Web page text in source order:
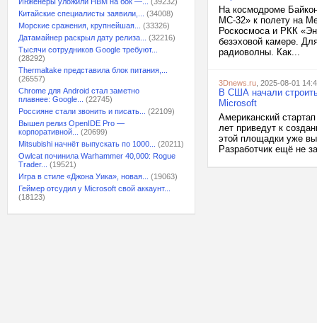
Китайские специалисты заявили,...
(34008)
Морские сражения, крупнейшая...
(33326)
Датамайнер раскрыл дату релиза...
(32216)
Тысячи сотрудников Google требуют...
(28292)
Thermaltake представила блок питания,...
(26557)
Chrome для Android стал заметно
плавнее: Google...
(22745)
Россияне стали звонить и писать...
(22109)
Вышел релиз OpenIDE Pro —
корпоративной...
(20699)
Mitsubishi начнёт выпускать по 1000...
(20211)
Owlcat починила Warhammer 40,000: Rogue
Trader...
(19521)
Игра в стиле «Джона Уика», новая...
(19063)
Геймер отсудил у Microsoft свой аккаунт...
(18123)
На космодроме
МС-32» к полету на
Роскосмоса и РКК
безэховой камере.
радиоволны. Как...
3Dnews.ru , 2025-08-01
В США начали
Microsoft
Американский
лет приведут к
этой площадки уже
Разработчик ещё не